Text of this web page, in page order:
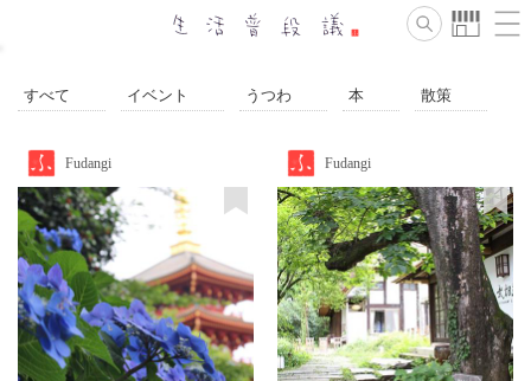
すべて イベント うつわ 本 散策
Fudangi Fudangi